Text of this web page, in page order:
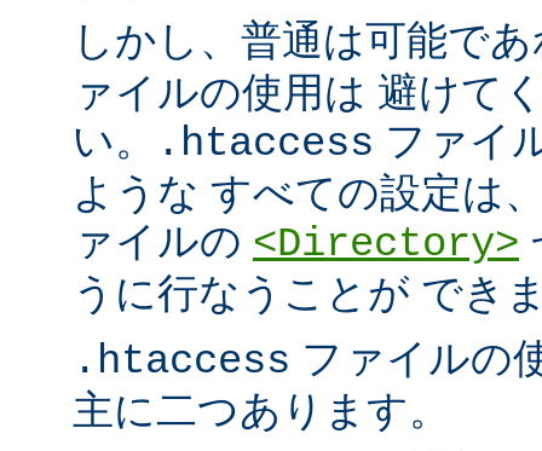
しかし、普通は可能で
ァイルの使用は 避けて
い。
.htaccess ファイ
ような すべての設定は
ァイルの <Directory>
うに行なうことが でき
.htaccess ファイルの
主に二つあります。